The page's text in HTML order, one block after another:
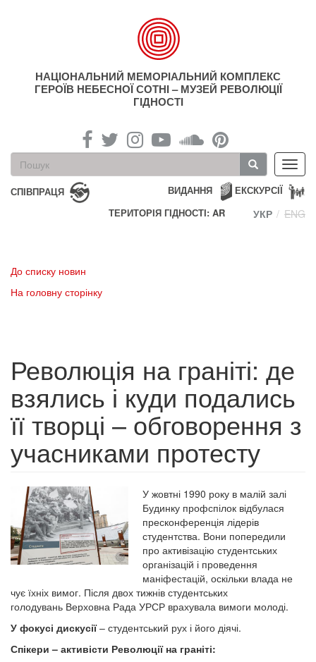
НАЦІОНАЛЬНИЙ МЕМОРІАЛЬНИЙ КОМПЛЕКС
ГЕРОЇВ НЕБЕСНОЇ СОТНІ – МУЗЕЙ РЕВОЛЮЦІЇ
ГІДНОСТІ
Пошукова
форма
Пошук
СПІВПРАЦЯ ЕКСКУРСІЇ
ВИДАННЯ
ТЕРИТОРІЯ ГІДНОСТІ: AR
УКР ENG
До списку новин
На головну сторінку
Революція на граніті: де
взялись і куди подались
її творці – обговорення з
учасниками протесту
У жовтні 1990 року в малій залі
Будинку профспілок відбулася
пресконференція лідерів
студентства. Вони попередили
про активізацію студентських
організацій і проведення
маніфестацій, оскільки влада не
чує їхніх вимог. Після двох тижнів студентських
голодувань Верховна Рада УРСР врахувала вимоги молоді.
У фокусі дискусії– студентський рух і його діячі.
Спікери – активісти Революції на граніті: